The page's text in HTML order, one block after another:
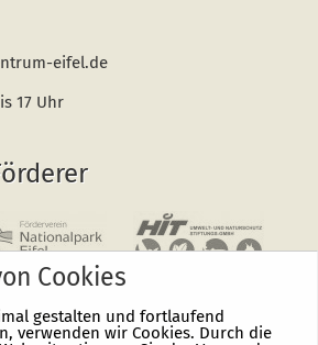
eifel.de
17 Uhr
Cookies
gestalten und fortlaufend
verwenden wir Cookies. Durch die